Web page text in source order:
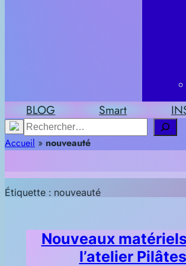
BLOG Smart
Rechercher
Accueil » nouveauté
Étiquette : nouveauté
Nouveaux
l’atelier Pilâtes